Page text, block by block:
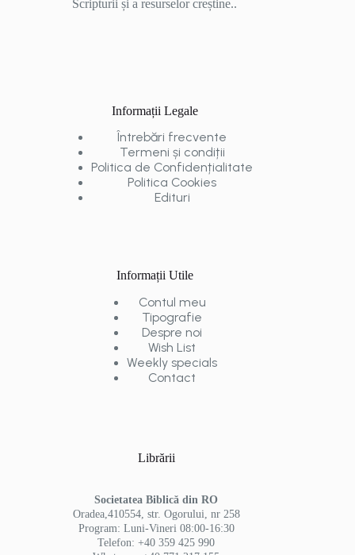
Scripturii și a resurselor creștine..
Informații Legale
Întrebări frecvente
Termeni și condiții
Politica de Confidențialitate
Politica Cookies
Edituri
Informații Utile
Contul meu
Tipografie
Despre noi
Wish List
Weekly specials
Contact
Librării
Societatea Biblică din RO
Oradea,410554, str. Ogorului, nr 258
Program: Luni-Vineri 08:00-16:30
Telefon: +40 359 425 990